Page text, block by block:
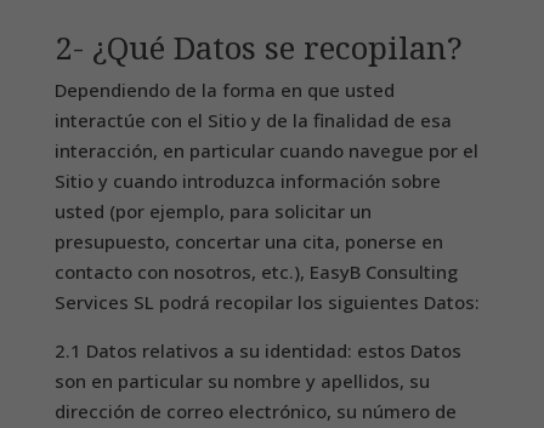
2- ¿Qué Datos se recopilan?
Dependiendo de la forma en que usted
interactúe con el Sitio y de la finalidad de esa
interacción, en particular cuando navegue por el
Sitio y cuando introduzca información sobre
usted (por ejemplo, para solicitar un
presupuesto, concertar una cita, ponerse en
contacto con nosotros, etc.), EasyB Consulting
Services SL podrá recopilar los siguientes Datos:
2.1 Datos relativos a su identidad: estos Datos
son en particular su nombre y apellidos, su
dirección de correo electrónico, su número de